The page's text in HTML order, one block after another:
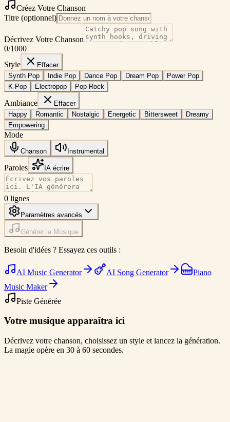
Créez Votre Chanson
Titre (optionnel)
Décrivez Votre Chanson
0/1000
Style
Effacer
Synth Pop
Indie Pop Dance Pop Dream Pop
Power Pop
K-Pop
Electropop Pop Rock
Ambiance
Effacer
Happy
Romantic Nostalgic Energetic Bittersweet
Dreamy
Empowering
Mode
Chanson Instrumental
Paroles IA écrire
0 lignes
Paramètres avancés
Générer la Musique
Besoin d'idées ? Essayez ces outils :
AI Music Generator AI Song Generator
Piano
Music Maker
Piste Générée
Votre musique apparaîtra ici
Décrivez votre chanson, choisissez un style et lancez la génération.
La magie opère en 30 à 60 secondes.